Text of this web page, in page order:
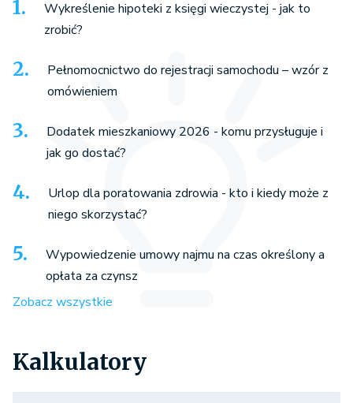
Wykreślenie hipoteki z księgi wieczystej - jak to
zrobić?
Pełnomocnictwo do rejestracji samochodu – wzór z
omówieniem
Dodatek mieszkaniowy 2026 - komu przysługuje i
jak go dostać?
Urlop dla poratowania zdrowia - kto i kiedy może z
niego skorzystać?
Wypowiedzenie umowy najmu na czas określony a
opłata za czynsz
Zobacz wszystkie
Kalkulatory